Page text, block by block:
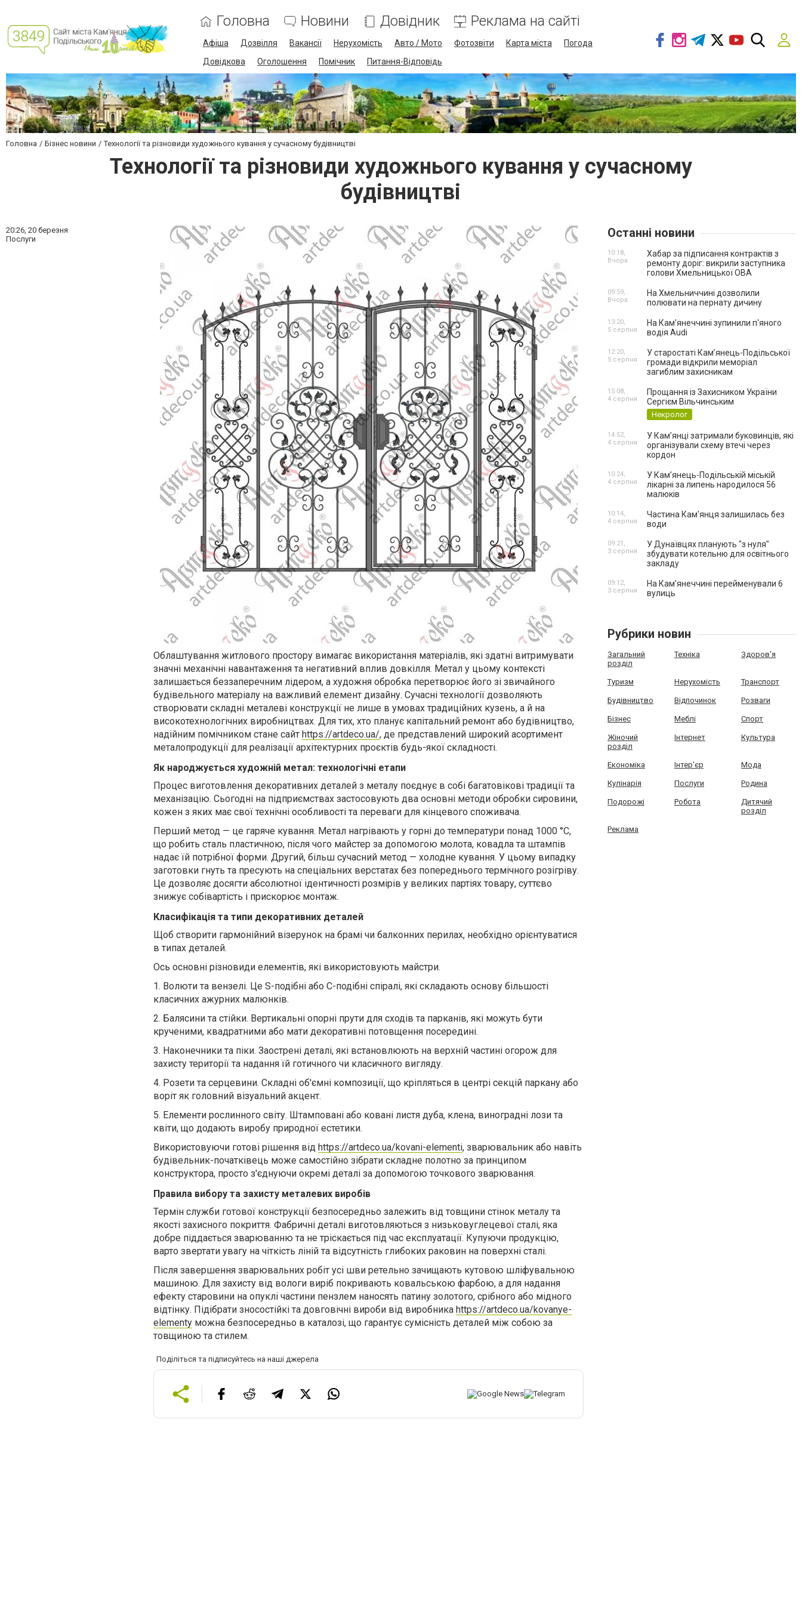
Головна Новини Довідник Реклама на сайті
Афіша Дозвілля Вакансії Нерухомість Авто / Мото Фотозвіти Карта міста
Погода
Довідкова
Оголошення Помічник Питання-Відповідь
Головна Бізнес новини Технології та різновиди художнього кування у сучасному будівництві
Технології та різновиди художнього кування у сучасному
будівництві
20:26, 20 березня
Послуги
Облаштування житлового простору вимагає використання матеріалів, які здатні витримувати
значні механічні навантаження та негативний вплив довкілля. Метал у цьому контексті
залишається беззаперечним лідером, а художня обробка перетворює його зі звичайного
будівельного матеріалу на важливий елемент дизайну. Сучасні технології дозволяють
створювати складні металеві конструкції не лише в умовах традиційних кузень, а й на
високотехнологічних виробництвах. Для тих, хто планує капітальний ремонт або будівництво,
надійним помічником стане сайт https://artdeco.ua/, де представлений широкий асортимент
металопродукції для реалізації архітектурних проєктів будь-якої складності.
Як народжується художній метал: технологічні етапи
Процес виготовлення декоративних деталей з металу поєднує в собі багатовікові традиції та
механізацію. Сьогодні на підприємствах застосовують два основні методи обробки сировини,
кожен з яких має свої технічні особливості та переваги для кінцевого споживача.
Перший метод — це гаряче кування. Метал нагрівають у горні до температури понад 1000 °C,
що робить сталь пластичною, після чого майстер за допомогою молота, ковадла та штампів
надає їй потрібної форми. Другий, більш сучасний метод — холодне кування. У цьому випадку
заготовки гнуть та пресують на спеціальних верстатах без попереднього термічного розігріву.
Це дозволяє досягти абсолютної ідентичності розмірів у великих партіях товару, суттєво
знижує собівартість і прискорює монтаж.
Класифікація та типи декоративних деталей
Щоб створити гармонійний візерунок на брамі чи балконних перилах, необхідно орієнтуватися
в типах деталей.
Ось основні різновиди елементів, які використовують майстри.
1. Волюти та вензелі. Це S-подібні або C-подібні спіралі, які складають основу більшості
класичних ажурних малюнків.
2. Балясини та стійки. Вертикальні опорні прути для сходів та парканів, які можуть бути
крученими, квадратними або мати декоративні потовщення посередині.
3. Наконечники та піки. Заострені деталі, які встановлюють на верхній частині огорож для
захисту території та надання їй готичного чи класичного вигляду.
4. Розети та серцевини. Складні об'ємні композиції, що кріпляться в центрі секцій паркану або
воріт як головний візуальний акцент.
5. Елементи рослинного світу. Штамповані або ковані листя дуба, клена, виноградні лози та
квіти, що додають виробу природної естетики.
Використовуючи готові рішення від https://artdeco.ua/kovani-elementi, зварювальник або навіть
будівельник-початківець може самостійно зібрати складне полотно за принципом
конструктора, просто з'єднуючи окремі деталі за допомогою точкового зварювання.
Правила вибору та захисту металевих виробів
Термін служби готової конструкції безпосередньо залежить від товщини стінок металу та
якості захисного покриття. Фабричні деталі виготовляються з низьковуглецевої сталі, яка
добре піддається зварюванню та не тріскається під час експлуатації. Купуючи продукцію,
варто звертати увагу на чіткість ліній та відсутність глибоких раковин на поверхні сталі.
Після завершення зварювальних робіт усі шви ретельно зачищають кутовою шліфувальною
машиною. Для захисту від вологи виріб покривають ковальською фарбою, а для надання
ефекту старовини на опуклі частини пензлем наносять патину золотого, срібного або мідного
відтінку. Підібрати зносостійкі та довговічні вироби від виробника https://artdeco.ua/kovanye-
elementy можна безпосередньо в каталозі, що гарантує сумісність деталей між собою за
товщиною та стилем.
Поділіться та підписуйтесь на наші джерела
Останні новини
Хабар за підписання контрактів з
ремонту доріг: викрили заступника
голови Хмельницької ОВА
10:18,
Вчора
На Хмельниччині дозволили
полювати на пернату дичину
09:59,
Вчора
На Камʼянеччині зупинили п'яного
водія Audi
13:20,
5 серпня
У старостаті Кам’янець-Подільської
громади відкрили меморіал
загиблим захисникам
12:20,
5 серпня
Прощання із Захисником України
Сергієм Вільчинським
Некролог
15:08,
4 серпня
У Кам’янці затримали буковинців, які
організували схему втечі через
кордон
14:52,
4 серпня
У Кам’янець-Подільській міській
лікарні за липень народилося 56
малюків
10:24,
4 серпня
Частина Кам'янця залишилась без
води
10:14,
4 серпня
У Дунаївцях планують "з нуля"
збудувати котельню для освітнього
закладу
09:21,
3 серпня
На Камʼянеччині перейменували 6
вулиць
09:12,
3 серпня
Рубрики новин
Загальний
розділ
Техніка Здоров'я
Туризм Нерухомість Транспорт
Будівництво Відпочинок Розваги
Бізнес Меблі Спорт
Жіночий
розділ
Інтернет Культура
Економіка Інтер'єр Мода
Кулінарія Послуги Родина
Подорожі Робота
Дитячий
розділ
Реклама